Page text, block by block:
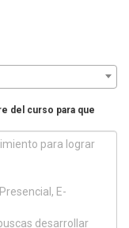
del curso para que